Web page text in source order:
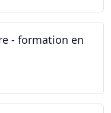
- formation en